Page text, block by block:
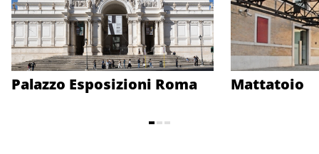
Palazzo Esposizioni Roma Mattatoio